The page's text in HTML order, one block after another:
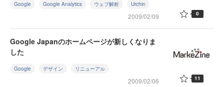
Google Google Analytics ウェブ解析 Urchin
2009/02/09 0
Google Japanのホームページが新しくなりま
した
Google デザイン リニューアル
2009/02/06 11